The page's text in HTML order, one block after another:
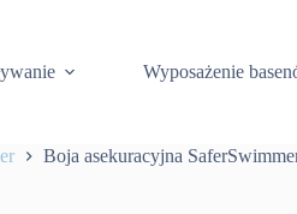
Wyposażenie
Boja asekuracyjna